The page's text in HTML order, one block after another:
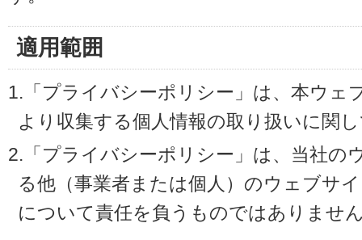
適用範囲
1.「プライバシーポリシー」は、本ウェ
より収集する個人情報の取り扱いに関
2.「プライバシーポリシー」は、当社の
る他（事業者または個人）のウェブサ
について責任を負うものではありませ